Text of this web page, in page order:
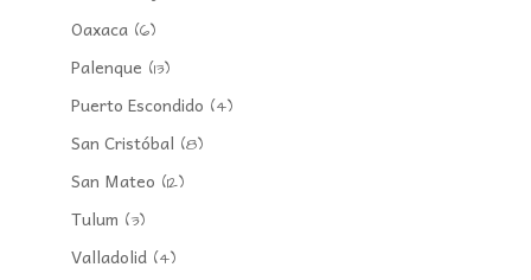
Oaxaca(6)
Palenque (13)
Puerto Escondido (4)
San Cristóbal (8)
San Mateo (12)
Tulum (3)
Valladolid(4)